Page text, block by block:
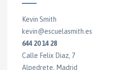
Kevin Smith
kevin@escuelasmith.es
644 20 14 28
Calle Felix Diaz, 7
Alpedrete, Madrid